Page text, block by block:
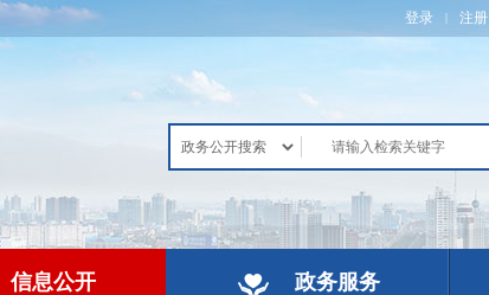
登录 | 注册
信息公开 政务服务